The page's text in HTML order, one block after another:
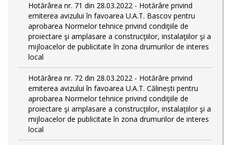
Hotărârea nr. 71 din 28.03.2022 - Hotărâre privind
emiterea avizului în favoarea U.A.T. Bascov pentru
aprobarea Normelor tehnice privind condiţiile de
proiectare şi amplasare a construcţiilor, instalaţiilor şi a
mijloacelor de publicitate în zona drumurilor de interes
local
Hotărârea nr. 72 din 28.03.2022 - Hotărâre privind
emiterea avizului în favoarea U.A.T. Călinești pentru
aprobarea Normelor tehnice privind condiţiile de
proiectare şi amplasare a construcţiilor, instalaţiilor şi a
mijloacelor de publicitate în zona drumurilor de interes
local